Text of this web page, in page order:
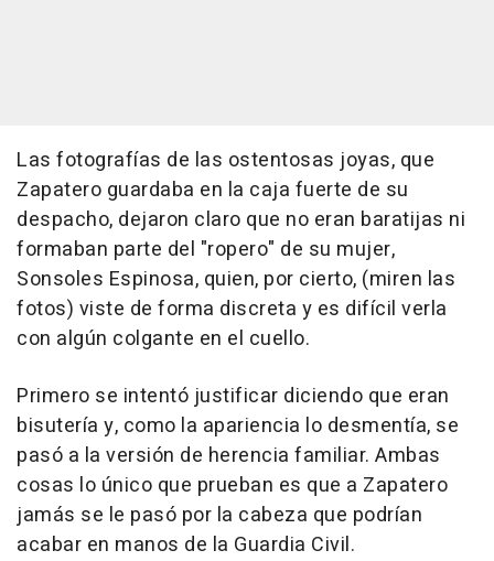
Las fotografías de las ostentosas joyas, que
Zapatero guardaba en la caja fuerte de su
despacho, dejaron claro que no eran baratijas ni
formaban parte del "ropero" de su mujer,
Sonsoles Espinosa, quien, por cierto, (miren las
fotos) viste de forma discreta y es difícil verla
con algún colgante en el cuello.
Primero se intentó justificar diciendo que eran
bisutería y, como la apariencia lo desmentía, se
pasó a la versión de herencia familiar. Ambas
cosas lo único que prueban es que a Zapatero
jamás se le pasó por la cabeza que podrían
acabar en manos de la Guardia Civil.